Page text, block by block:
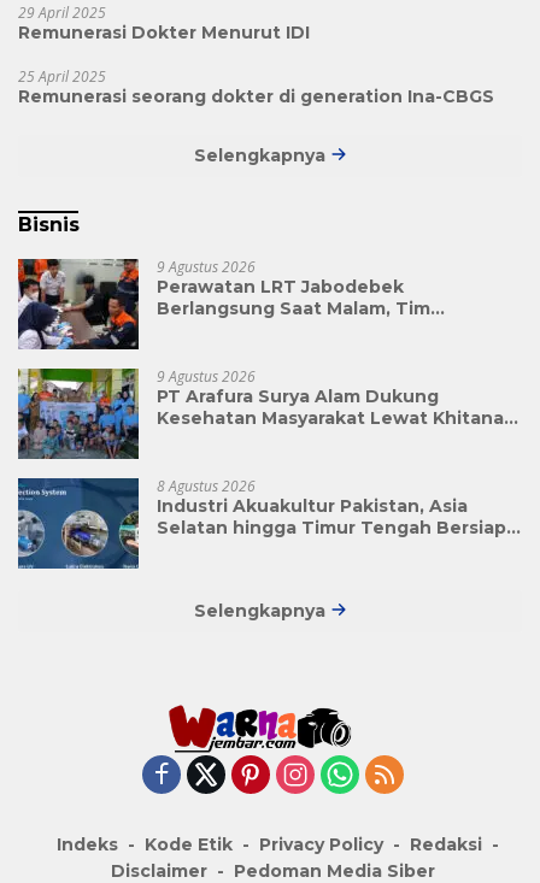
29 April 2025
Remunerasi Dokter Menurut IDI
25 April 2025
Remunerasi seorang dokter di generation Ina-CBGS
Selengkapnya
Bisnis
9 Agustus 2026
Perawatan LRT Jabodebek
Berlangsung Saat Malam, Tim
9 Agustus 2026
PT Arafura Surya Alam Dukung
Kesehatan Masyarakat Lewat Khitanan
8 Agustus 2026
Industri Akuakultur Pakistan, Asia
Selatan hingga Timur Tengah Bersiap
Selengkapnya
Indeks Kode Etik Privacy Policy
Redaksi
Disclaimer
Pedoman Media Siber